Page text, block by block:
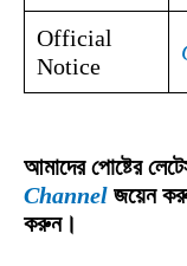
Official
Notice
আমাদের পোষ্টের
Channel জয়েন
করুন।